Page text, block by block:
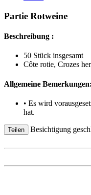
Partie Rotweine
Beschreibung :
50 Stück insgesamt
Côte rotie, Crozes
Allgemeine Bemerkungen:
• Es wird
hat.
Teilen Besichtigung